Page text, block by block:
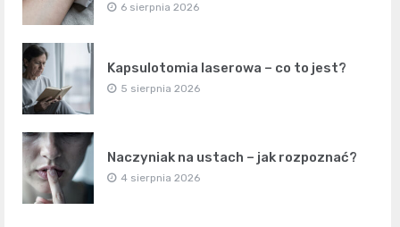
6 sierpnia 2026
Kapsulotomia laserowa – co to jest?
5 sierpnia 2026
Naczyniak na ustach – jak rozpoznać?
4 sierpnia 2026